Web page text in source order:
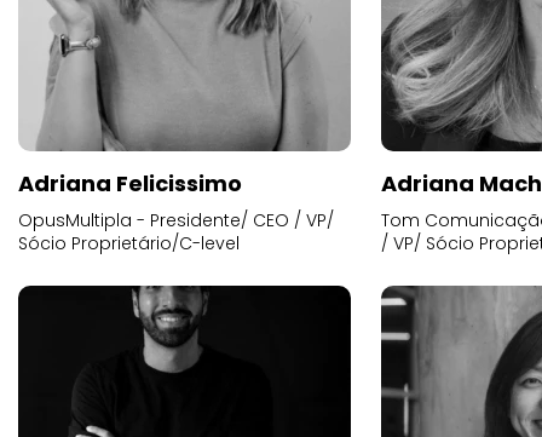
Adriana Felicissimo
OpusMultipla - Presidente/ CEO / VP/
Sócio Proprietário/C-level
Adriana
Tom
/ VP/ Sócio